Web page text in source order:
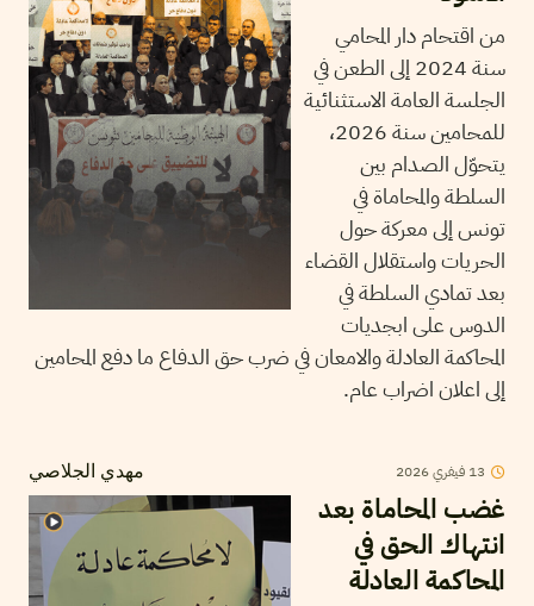
من اقتحام دار المحامي
سنة 2024 إلى الطعن في
الجلسة العامة الاستثنائية
للمحامين سنة 2026،
يتحوّل الصدام بين
السلطة والمحاماة في
تونس إلى معركة حول
الحريات واستقلال القضاء
بعد تمادي السلطة في
الدوس على ابجديات
المحاكمة العادلة والامعان في ضرب حق الدفاع ما دفع المحامين
إلى اعلان اضراب عام.
مهدي الجلاصي 13 فيفري2026
غضب المحاماة بعد
انتهاك الحق في
المحاكمة العادلة